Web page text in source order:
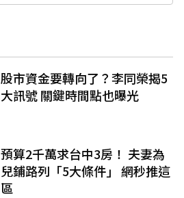
股市資金要轉向了？李同榮揭5
大訊號 關鍵時間點也曝光
預算2千萬求台中3房！ 夫妻為
兒鋪路列「5大條件」 網秒推這
區